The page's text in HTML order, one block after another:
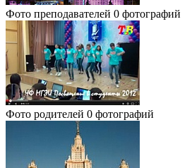
Фото преподавателей 0 фотографий
Фото родителей 0 фотографий